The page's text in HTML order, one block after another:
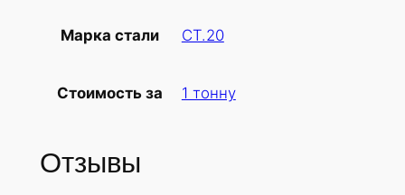
д
Марка стали СТ.20
Стоимость за 1 тонну
Отзывы